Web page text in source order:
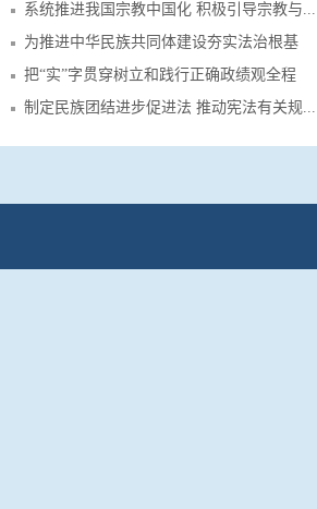
系统推进我国宗教中国化 积极引导宗教与...
为推进中华民族共同体建设夯实法治根基
把“实”字贯穿树立和践行正确政绩观全程
制定民族团结进步促进法 推动宪法有关规...